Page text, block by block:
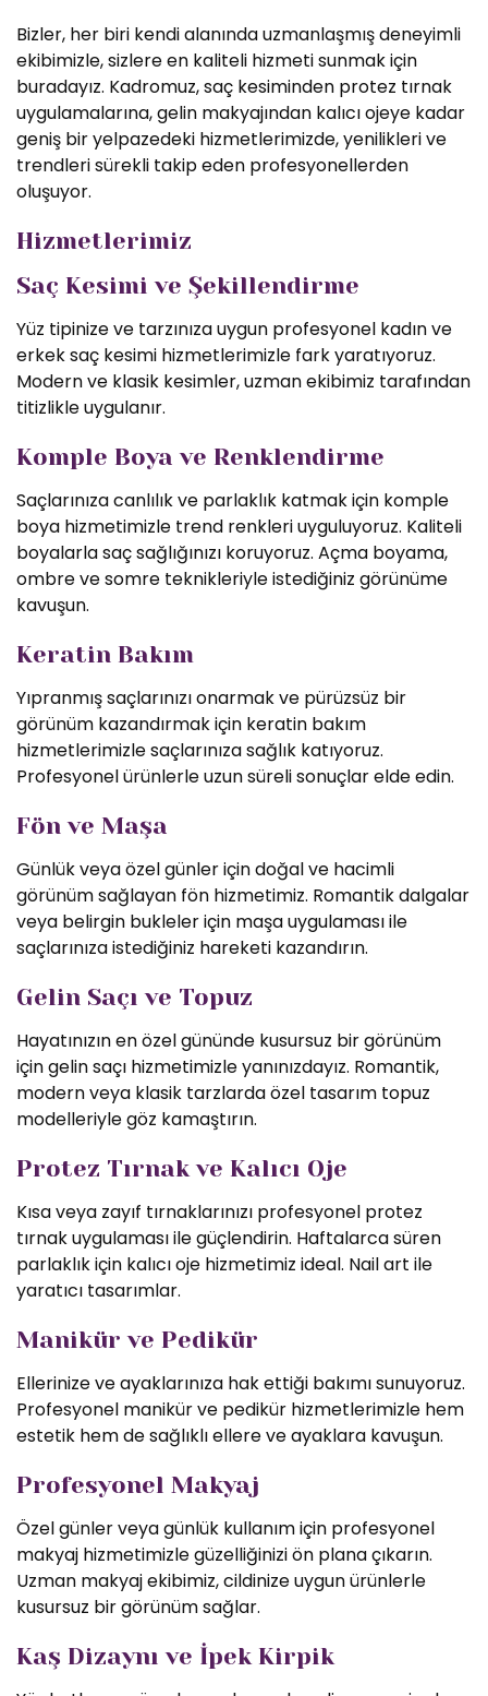
Bizler, her biri kendi alanında uzmanlaşmış deneyimli
ekibimizle, sizlere en kaliteli hizmeti sunmak için
buradayız. Kadromuz, saç kesiminden protez tırnak
uygulamalarına, gelin makyajından kalıcı ojeye kadar
geniş bir yelpazedeki hizmetlerimizde, yenilikleri ve
trendleri sürekli takip eden profesyonellerden
oluşuyor.
Hizmetlerimiz
Saç Kesimi ve Şekillendirme
Yüz tipinize ve tarzınıza uygun profesyonel kadın ve
erkek saç kesimi hizmetlerimizle fark yaratıyoruz.
Modern ve klasik kesimler, uzman ekibimiz tarafından
titizlikle uygulanır.
Komple Boya ve Renklendirme
Saçlarınıza canlılık ve parlaklık katmak için komple
boya hizmetimizle trend renkleri uyguluyoruz. Kaliteli
boyalarla saç sağlığınızı koruyoruz. Açma boyama,
ombre ve somre teknikleriyle istediğiniz görünüme
kavuşun.
Keratin Bakım
Yıpranmış saçlarınızı onarmak ve pürüzsüz bir
görünüm kazandırmak için keratin bakım
hizmetlerimizle saçlarınıza sağlık katıyoruz.
Profesyonel ürünlerle uzun süreli sonuçlar elde edin.
Fön ve Maşa
Günlük veya özel günler için doğal ve hacimli
görünüm sağlayan fön hizmetimiz. Romantik dalgalar
veya belirgin bukleler için maşa uygulaması ile
saçlarınıza istediğiniz hareketi kazandırın.
Gelin Saçı ve Topuz
Hayatınızın en özel gününde kusursuz bir görünüm
için gelin saçı hizmetimizle yanınızdayız. Romantik,
modern veya klasik tarzlarda özel tasarım topuz
modelleriyle göz kamaştırın.
Protez Tırnak ve Kalıcı Oje
Kısa veya zayıf tırnaklarınızı profesyonel protez
tırnak uygulaması ile güçlendirin. Haftalarca süren
parlaklık için kalıcı oje hizmetimiz ideal. Nail art ile
yaratıcı tasarımlar.
Manikür ve Pedikür
Ellerinize ve ayaklarınıza hak ettiği bakımı sunuyoruz.
Profesyonel manikür ve pedikür hizmetlerimizle hem
estetik hem de sağlıklı ellere ve ayaklara kavuşun.
Profesyonel Makyaj
Özel günler veya günlük kullanım için profesyonel
makyaj hizmetimizle güzelliğinizi ön plana çıkarın.
Uzman makyaj ekibimiz, cildinize uygun ürünlerle
kusursuz bir görünüm sağlar.
Kaş Dizaynı ve İpek Kirpik